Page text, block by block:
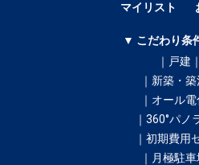
マイリスト
▼ こだわり条
｜戸建｜
｜新築・築
｜オール電
｜360°パノ
｜初期費用
｜月極駐車